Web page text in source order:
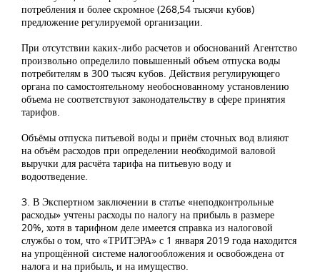
потребления и более скромное (268,54 тысячи кубов)
предложение регулируемой организации.
При отсутствии каких-либо расчетов и обоснований Агентство
произвольно определило повышенный объем отпуска воды
потребителям в 300 тысяч кубов. Действия регулирующего
органа по самостоятельному необоснованному установлению
объема не соответствуют законодательству в сфере принятия
тарифов.
Объёмы отпуска питьевой воды и приём сточных вод влияют
на объём расходов при определении необходимой валовой
выручки для расчёта тарифа на питьевую воду и
водоотведение.
3. В Экспертном заключении в статье «неподконтрольные
расходы» учтены расходы по налогу на прибыль в размере
20%, хотя в тарифном деле имеется справка из налоговой
службы о том, что «ТРИТЭРА» с 1 января 2019 года находится
на упрощённой системе налогообложения и освобождена от
налога и на прибыль, и на имущество.